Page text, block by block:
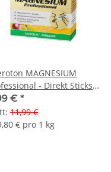
MAGNESIUM
- Direkt Sticks
Muskelfit Manager
€ *
: 11,99 €
€ pro 1 kg